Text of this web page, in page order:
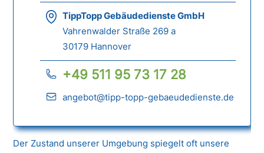
TippTopp Gebäudedienste GmbH
Vahrenwalder Straße 269 a
30179 Hannover
+49 511 95 73 17 28
angebot@tipp-topp-gebaeudedienste.de
Der Zustand unserer Umgebung spiegelt oft unsere